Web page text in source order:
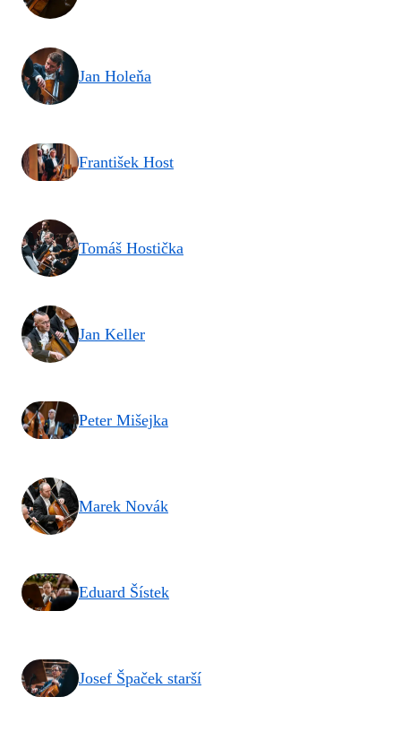
Jan Holeňa
František Host
Tomáš Hostička
Jan Keller
Peter Mišejka
Marek Novák
Eduard Šístek
Josef Špaček starší